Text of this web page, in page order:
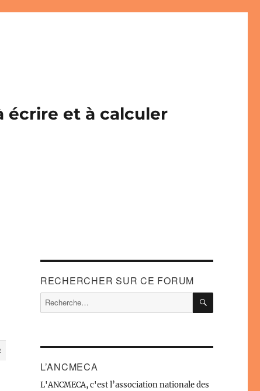
écrire et à calculer
RECHERCHER SUR CE FORUM
Recherche
pour :
L’ANCMECA
L'ANCMECA, c'est l’association nationale des